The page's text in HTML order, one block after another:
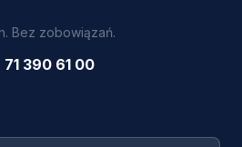
Bez zobowiązań.
71 390 61 00